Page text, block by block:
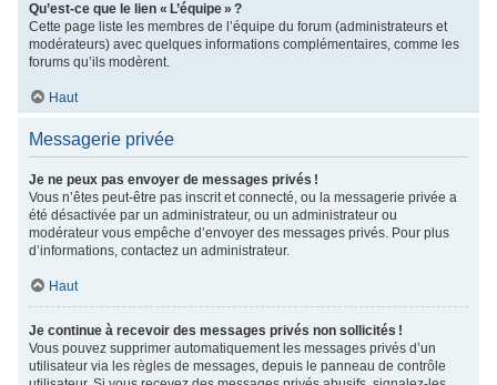
Qu’est-ce que le lien « L’équipe » ?
Cette page liste les membres de l’équipe du forum (administrateurs et
modérateurs) avec quelques informations complémentaires, comme les
forums qu’ils modèrent.
Haut
Messagerie privée
Je ne peux pas envoyer de messages privés !
Vous n’êtes peut-être pas inscrit et connecté, ou la messagerie privée a
été désactivée par un administrateur, ou un administrateur ou
modérateur vous empêche d’envoyer des messages privés. Pour plus
d’informations, contactez un administrateur.
Haut
Je continue à recevoir des messages privés non sollicités !
Vous pouvez supprimer automatiquement les messages privés d’un
utilisateur via les règles de messages, depuis le panneau de contrôle